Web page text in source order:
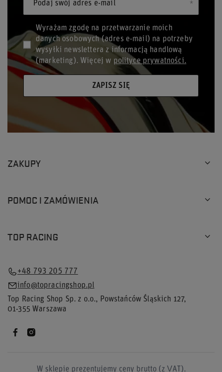
Podaj swój adres e-mail
Wyrażam zgodę na przetwarzanie moich
danych osobowych (adres e-mail) na potrzeby
wysyłki newslettera z informacją handlową
(marketing). Więcej w polityce prywatności.
ZAPISZ SIĘ
ZAKUPY
POMOC I ZAMÓWIENIA
TOP RACING
+48 793 205 777
info@topracingshop.pl
Top Racing Shop Sp. z o.o., Powstańców Śląskich 127,
01-355Warszawa
W sklepie prezentujemy ceny brutto (z VAT).